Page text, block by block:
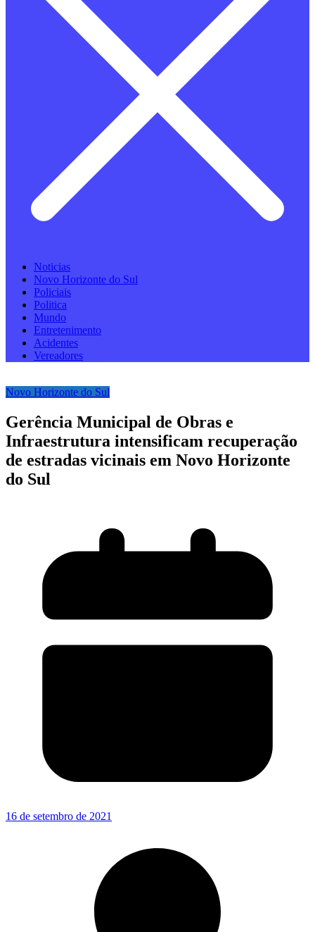
Noticias
Novo Horizonte do Sul
Policiais
Politica
Mundo
Entretenimento
Acidentes
Vereadores
Novo Horizonte do Sul
Gerência Municipal de Obras e
Infraestrutura intensificam recuperação
de estradas vicinais em Novo Horizonte
do Sul
16 de setembro de 2021